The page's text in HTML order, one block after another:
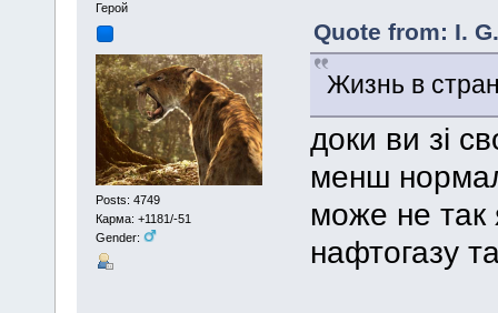
Герой
Posts: 4749
Карма: +1181/-51
Gender:
Quote from: I.
Жизнь в
доки ви зі
менш
може не так
нафтогазу